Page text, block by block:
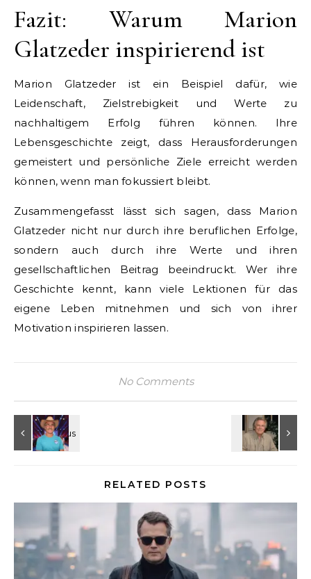
Fazit: Warum Marion
Glatzeder inspirierend ist
Marion Glatzeder ist ein Beispiel dafür, wie
Leidenschaft, Zielstrebigkeit und Werte zu
nachhaltigem Erfolg führen können. Ihre
Lebensgeschichte zeigt, dass Herausforderungen
gemeistert und persönliche Ziele erreicht werden
können, wenn man fokussiert bleibt.
Zusammengefasst lässt sich sagen, dass Marion
Glatzeder nicht nur durch ihre beruflichen Erfolge,
sondern auch durch ihre Werte und ihren
gesellschaftlichen Beitrag beeindruckt. Wer ihre
Geschichte kennt, kann viele Lektionen für das
eigene Leben mitnehmen und sich von ihrer
Motivation inspirieren lassen.
No Comments
RELATED POSTS